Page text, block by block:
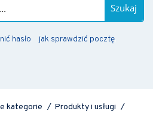
Szukaj
hasło
jak sprawdzić pocztę
kategorie / Produkty i usługi /